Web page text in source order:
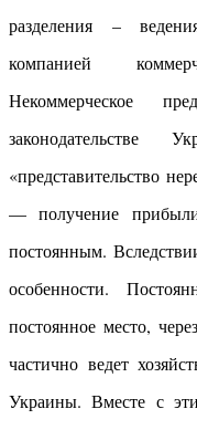
разделения –
компанией
Некоммерческое
«представительство
— получение прибыли,
постоянным.
особенности.
постоянное место,
частично ведет
Украины. Вместе с